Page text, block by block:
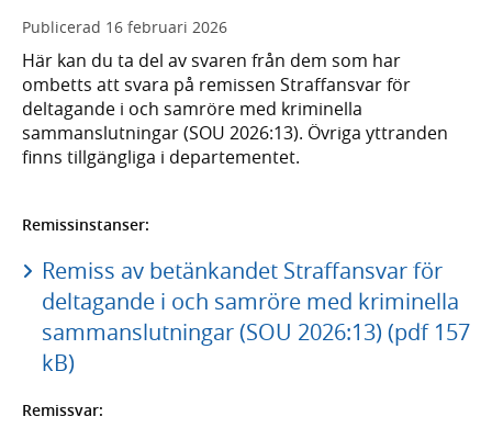
Publicerad 16 februari 2026
Här kan du ta del av svaren från dem som har
ombetts att svara på remissen Straffansvar för
deltagande i och samröre med kriminella
sammanslutningar (SOU 2026:13). Övriga yttranden
finns tillgängliga i departementet.
Remissinstanser:
Remiss av betänkandet Straffansvar för
deltagande i och samröre med kriminella
sammanslutningar (SOU 2026:13) (pdf 157
kB)
Remissvar: